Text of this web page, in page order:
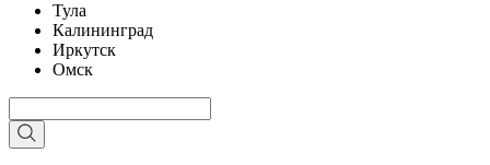
Тула
Калининград
Иркутск
Омск